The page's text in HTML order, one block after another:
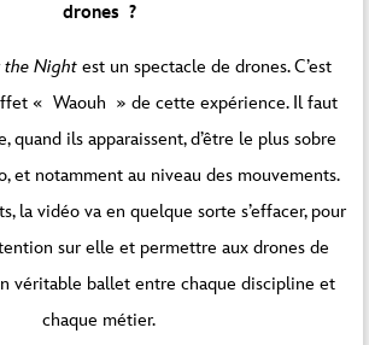
drones ?
the Night est un spectacle de drones. C’est
« Waouh » de cette expérience. Il faut
quand ils apparaissent, d’être le plus sobre
et notamment au niveau des mouvements.
la vidéo va en quelque sorte s’effacer, pour
sur elle et permettre aux drones de
véritable ballet entre chaque discipline et
chaque métier.